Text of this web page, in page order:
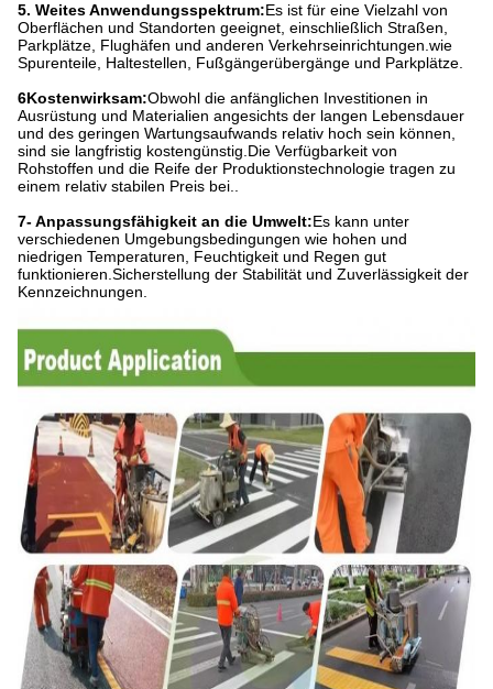
5. Weites Anwendungsspektrum:Es ist für eine Vielzahl von
Oberflächen und Standorten geeignet, einschließlich Straßen,
Parkplätze, Flughäfen und anderen Verkehrseinrichtungen.wie
Spurenteile, Haltestellen, Fußgängerübergänge und Parkplätze.
6Kostenwirksam:Obwohl die anfänglichen Investitionen in
Ausrüstung und Materialien angesichts der langen Lebensdauer
und des geringen Wartungsaufwands relativ hoch sein können,
sind sie langfristig kostengünstig.Die Verfügbarkeit von
Rohstoffen und die Reife der Produktionstechnologie tragen zu
einem relativ stabilen Preis bei..
7- Anpassungsfähigkeit an die Umwelt:Es kann unter
verschiedenen Umgebungsbedingungen wie hohen und
niedrigen Temperaturen, Feuchtigkeit und Regen gut
funktionieren.Sicherstellung der Stabilität und Zuverlässigkeit der
Kennzeichnungen.